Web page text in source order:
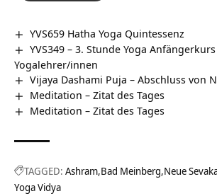
YVS659 Hatha Yoga Quintessenz
YVS349 – 3. Stunde Yoga
Yogalehrer/innen
Vijaya Dashami Puja – Abschluss von
Meditation – Zitat des Tages
Meditation – Zitat des Tages
TAGGED: Ashram Bad Meinberg Neue
Yoga Vidya